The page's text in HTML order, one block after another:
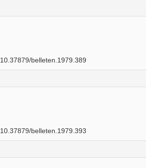
10.37879/belleten.1979.389
10.37879/belleten.1979.393